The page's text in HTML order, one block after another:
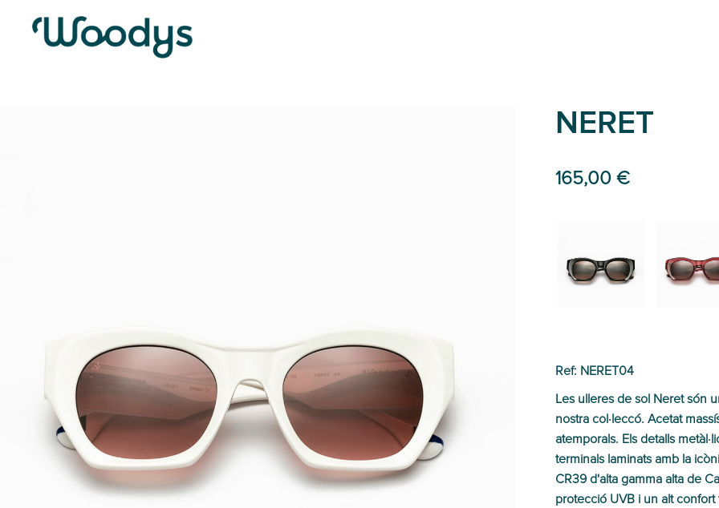
NERET
165,00 €
Ref: NERET04
Les ulleres de sol Neret són
nostra col·leccó. Acetat
atemporals. Els detalls
terminals laminats amb la
CR39 d'alta gamma alta de
protecció UVB i un alt confort